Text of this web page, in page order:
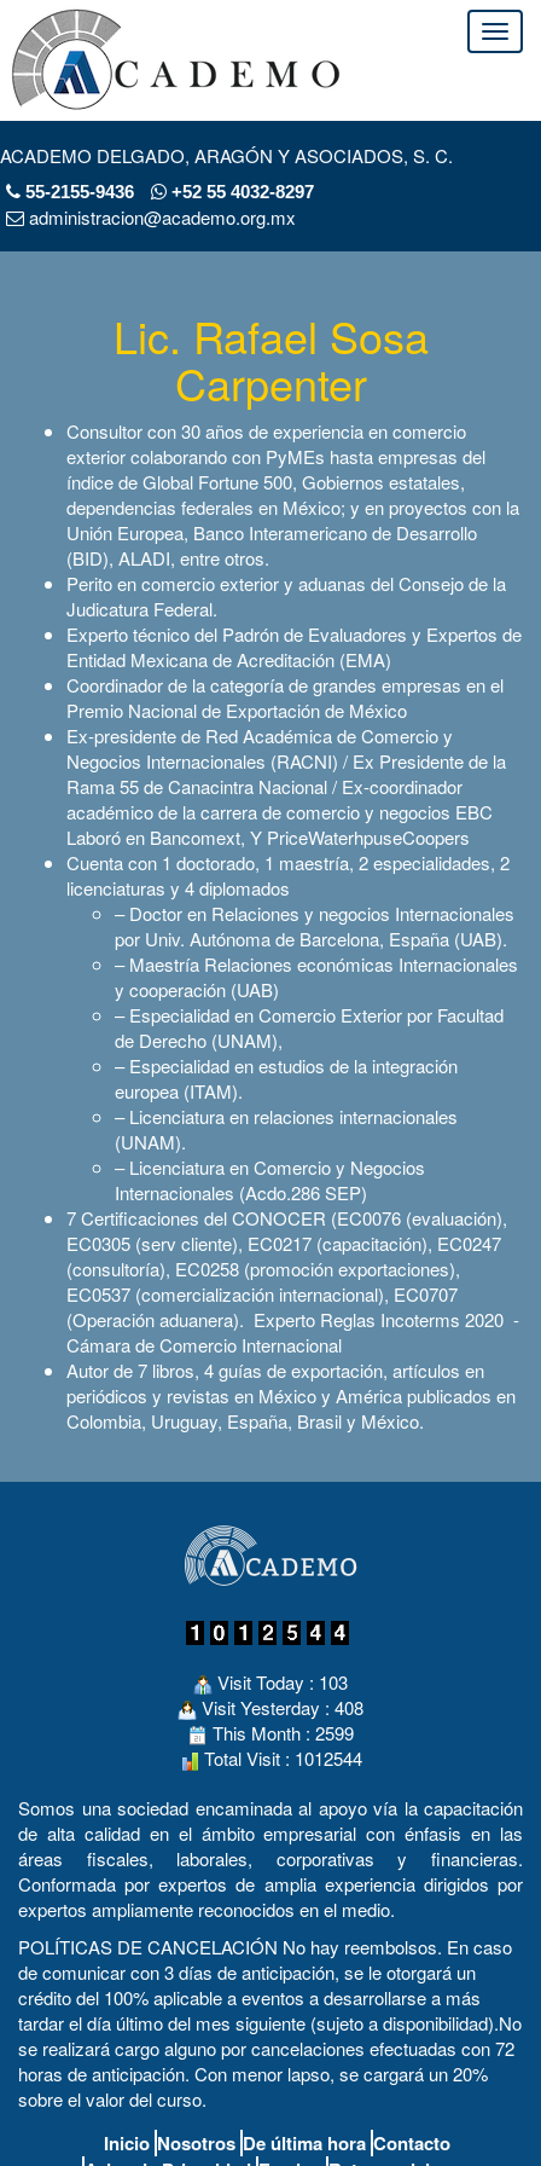
ACADEMO DELGADO, ARAGÓN Y ASOCIADOS, S. C.
55-2155-9436 +52 55 4032-8297
administracion@academo.org.mx
Lic. Rafael Sosa
Carpenter
Consultor con 30 años de experiencia en comercio
exterior colaborando con PyMEs hasta empresas del
índice de Global Fortune 500, Gobiernos estatales,
dependencias federales en México; y en proyectos con la
Unión Europea, Banco Interamericano de Desarrollo
(BID), ALADI, entre otros.
Perito en comercio exterior y aduanas del Consejo de la
Judicatura Federal.
Experto técnico del Padrón de Evaluadores y Expertos de
Entidad Mexicana de Acreditación (EMA)
Coordinador de la categoría de grandes empresas en el
Premio Nacional de Exportación de México
Ex-presidente de Red Académica de Comercio y
Negocios Internacionales (RACNI) / Ex Presidente de la
Rama 55 de Canacintra Nacional / Ex-coordinador
académico de la carrera de comercio y negocios EBC
Laboró en Bancomext, Y PriceWaterhpuseCoopers
Cuenta con 1 doctorado, 1 maestría, 2 especialidades, 2
licenciaturas y 4 diplomados
– Doctor en Relaciones y negocios Internacionales
por Univ. Autónoma de Barcelona, España (UAB).
– Maestría Relaciones económicas Internacionales
y cooperación (UAB)
– Especialidad en Comercio Exterior por Facultad
de Derecho (UNAM),
– Especialidad en estudios de la integración
europea (ITAM).
– Licenciatura en relaciones internacionales
(UNAM).
– Licenciatura en Comercio y Negocios
Internacionales (Acdo.286 SEP)
7 Certificaciones del CONOCER (EC0076 (evaluación),
EC0305 (serv cliente), EC0217 (capacitación), EC0247
(consultoría), EC0258 (promoción exportaciones),
EC0537 (comercialización internacional), EC0707
(Operación aduanera). Experto Reglas Incoterms 2020 -
Cámara de Comercio Internacional
Autor de 7 libros, 4 guías de exportación, artículos en
periódicos y revistas en México y América publicados en
Colombia, Uruguay, España, Brasil y México.
Visit Today : 103
Visit Yesterday : 408
This Month : 2599
Total Visit : 1012544
Somos una sociedad encaminada al apoyo vía la capacitación
de alta calidad en el ámbito empresarial con énfasis en las
áreas fiscales, laborales, corporativas y financieras.
Conformada por expertos de amplia experiencia dirigidos por
expertos ampliamente reconocidos en el medio.
POLÍTICAS DE CANCELACIÓN No hay reembolsos. En caso
de comunicar con 3 días de anticipación, se le otorgará un
crédito del 100% aplicable a eventos a desarrollarse a más
tardar el día último del mes siguiente (sujeto a disponibilidad).No
se realizará cargo alguno por cancelaciones efectuadas con 72
horas de anticipación. Con menor lapso, se cargará un 20%
sobre el valor del curso.
Inicio Nosotros De última hora Contacto